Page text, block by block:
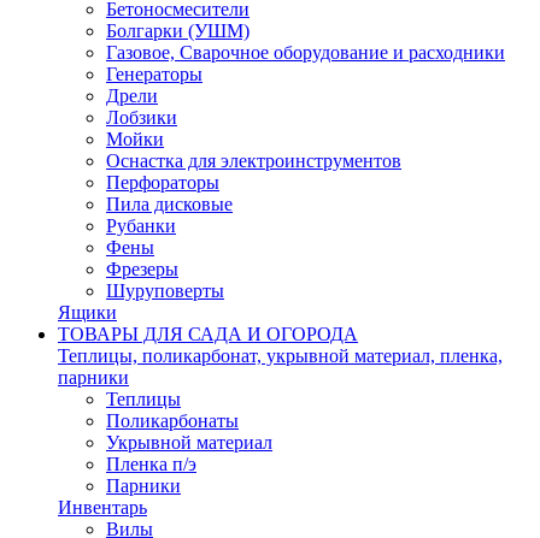
Бетоносмесители
Болгарки (УШМ)
Газовое, Сварочное оборудование и расходники
Генераторы
Дрели
Лобзики
Мойки
Оснастка для электроинструментов
Перфораторы
Пила дисковые
Рубанки
Фены
Фрезеры
Шуруповерты
Ящики
ТОВАРЫ ДЛЯ САДА И ОГОРОДА
Теплицы, поликарбонат, укрывной материал, пленка,
парники
Теплицы
Поликарбонаты
Укрывной материал
Пленка п/э
Парники
Инвентарь
Вилы